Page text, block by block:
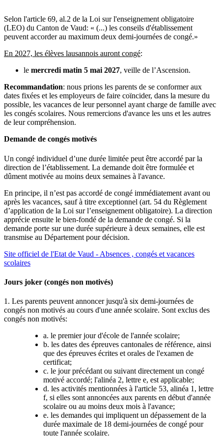
Selon l'article 69, al.2 de la Loi sur l'enseignement obligatoire
(LEO) du Canton de Vaud: « (...) les conseils d'établissement
peuvent accorder au maximum deux demi-journées de congé.»
En 2027, les élèves lausannois auront congé:
le mercredi matin 5 mai 2027, veille de l’Ascension.
Recommandation: nous prions les parents de se conformer aux
dates fixées et les employeurs de faire coïncider, dans la mesure du
possible, les vacances de leur personnel ayant charge de famille avec
les congés scolaires. Nous remercions d'avance les uns et les autres
de leur compréhension.
Demande de congés motivés
Un congé individuel d’une durée limitée peut être accordé par la
direction de l’établissement. La demande doit être formulée et
dûment motivée au moins deux semaines à l'avance.
En principe, il n’est pas accordé de congé immédiatement avant ou
après les vacances, sauf à titre exceptionnel (art. 54 du Règlement
d’application de la Loi sur l’enseignement obligatoire). La direction
apprécie ensuite le bien-fondé de la demande de congé. Si la
demande porte sur une durée supérieure à deux semaines, elle est
transmise au Département pour décision.
Site officiel de l'Etat de Vaud - Absences , congés et vacances
scolaires
Jours joker (congés non motivés)
1. Les parents peuvent annoncer jusqu'à six demi-journées de
congés non motivés au cours d'une année scolaire. Sont exclus des
congés non motivés:
a. le premier jour d'école de l'année scolaire;
b. les dates des épreuves cantonales de référence, ainsi
que des épreuves écrites et orales de l'examen de
certificat;
c. le jour précédant ou suivant directement un congé
motivé accordé; l'alinéa 2, lettre e, est applicable;
d. les activités mentionnées à l'article 53, alinéa 1, lettre
f, si elles sont annoncées aux parents en début d'année
scolaire ou au moins deux mois à l'avance;
e. les demandes qui impliquent un dépassement de la
durée maximale de 18 demi-journées de congé pour
toute l'année scolaire.